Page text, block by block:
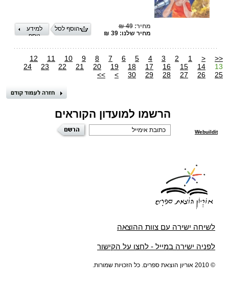
מחיר:49 ₪
מחיר שלנו: 39 ₪
למידע
נוסף
הוסף לסל
<<
<
1
2
3
4
5
6
7
8
9
10
11
12
13
14
15
16
17
18
19
20
21
22
23
24
25
26
27
28
29
30
>
>>
הרשמו למועדון הקוראים
לשיחה ישירה עם צוות ההוצאה
לפניה ישירה במייל - לחצו על הקישור
© 2010 אוריון הוצאת ספרים. כל הזכויות שמורות.
Webuildit